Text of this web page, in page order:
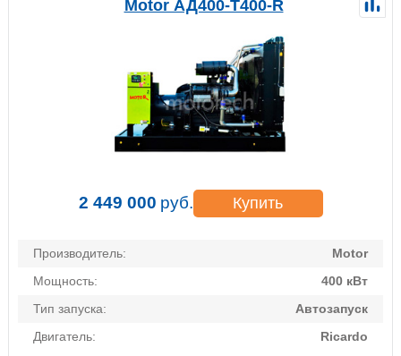
Motor АД400-Т400-R
2 449 000 руб. Купить
Производитель:
Motor
Мощность:
400 кВт
Тип запуска:
Автозапуск
Двигатель:
Ricardo